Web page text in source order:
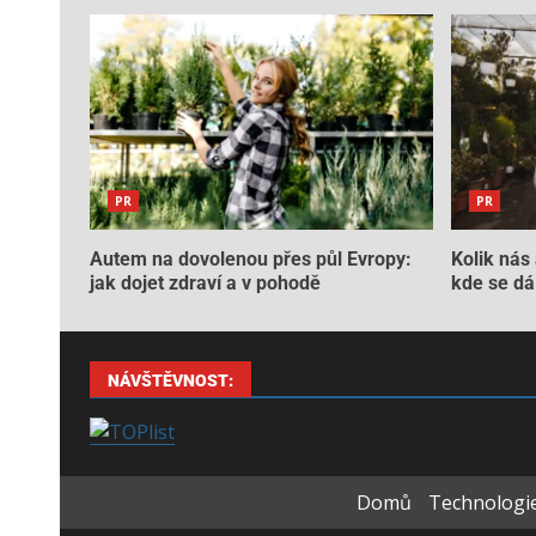
PR
Autem na dovolenou přes půl Evropy:
jak dojet zdraví a v pohodě
PR
Kolik nás
kde se
NÁVŠTĚVNOST:
Domů